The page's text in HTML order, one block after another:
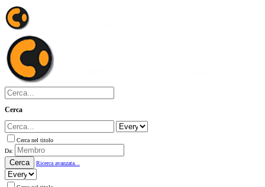
Cerca
Cerca nel titolo
Da:
Cerca Ricerca avanzata...